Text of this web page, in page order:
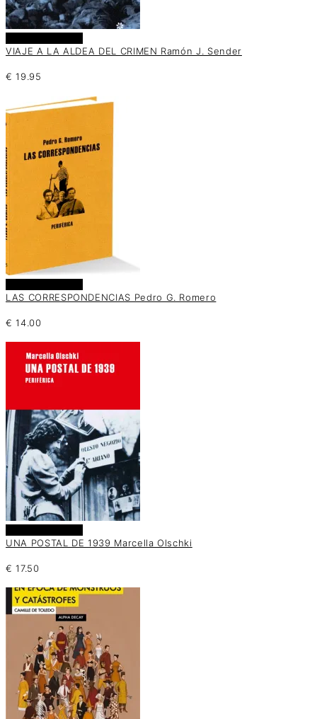
VIAJE A LA ALDEA DEL CRIMEN Ramón J. Sender
€ 19.95
LAS CORRESPONDENCIAS Pedro G. Romero
€ 14.00
UNA POSTAL DE 1939 Marcella Olschki
€ 17.50